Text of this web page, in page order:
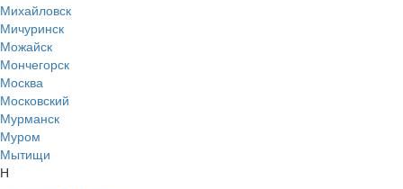
Михайловск
Мичуринск
Можайск
Мончегорск
Москва
Московский
Мурманск
Муром
Мытищи
Н